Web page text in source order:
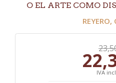
O EL ARTE COMO
REYERO,
IVA